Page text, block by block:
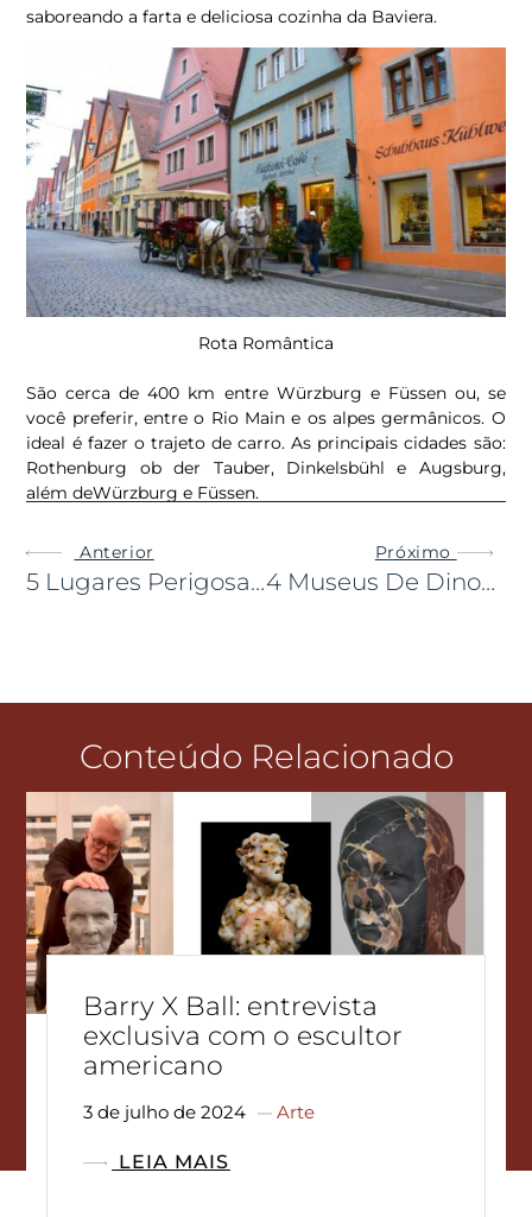
saboreando a farta e deliciosa cozinha da Baviera.
Rota Romântica
São cerca de 400 km entre Würzburg e Füssen ou, se
você preferir, entre o Rio Main e os alpes germânicos. O
ideal é fazer o trajeto de carro. As principais cidades são:
Rothenburg ob der Tauber, Dinkelsbühl e Augsburg,
além deWürzburg e Füssen.
Anterior
5 Lugares Perigosamente Atraentes Pelo Mundo
Próximo
4 Museus De Dinossauros Que Você Não Pode Deixar De Conhecer No Japão
Conteúdo Relacionado
Barry X Ball: entrevista
exclusiva com o escultor
americano
3 de julho de 2024 Arte
LEIA MAIS